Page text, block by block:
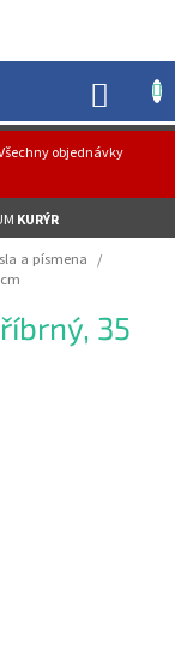
objednávky
KURÝR
a písmena /
35